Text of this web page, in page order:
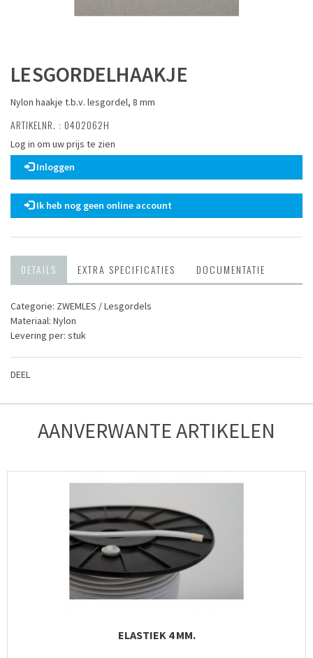
LESGORDELHAAKJE
Nylon haakje t.b.v. lesgordel, 8 mm
ARTIKELNR. : 0402062H
Log in om uw prijs te zien
Inloggen
Ik heb nog geen online account
DETAILS EXTRA SPECIFICATIES DOCUMENTATIE
Categorie: ZWEMLES / Lesgordels
Materiaal: Nylon
Levering per: stuk
DEEL
AANVERWANTE ARTIKELEN
ELASTIEK 4 MM.